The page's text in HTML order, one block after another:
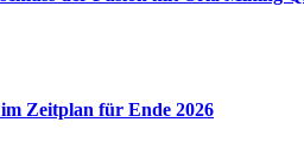
Zeitplan für Ende 2026